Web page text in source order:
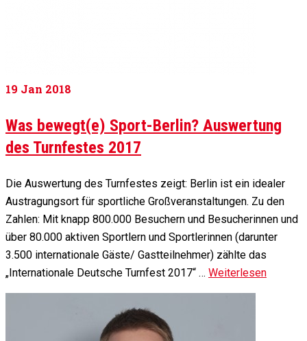
19 Jan 2018
Was bewegt(e) Sport-Berlin? Auswertung
des Turnfestes 2017
Die Auswertung des Turnfestes zeigt: Berlin ist ein idealer
Austragungsort für sportliche Großveranstaltungen. Zu den
Zahlen: Mit knapp 800.000 Besuchern und Besucherinnen und
über 80.000 aktiven Sportlern und Sportlerinnen (darunter
3.500 internationale Gäste/ Gastteilnehmer) zählte das
„Internationale Deutsche Turnfest 2017“ … Weiterlesen